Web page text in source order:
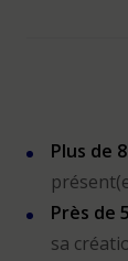
Plus de
Près de
sa